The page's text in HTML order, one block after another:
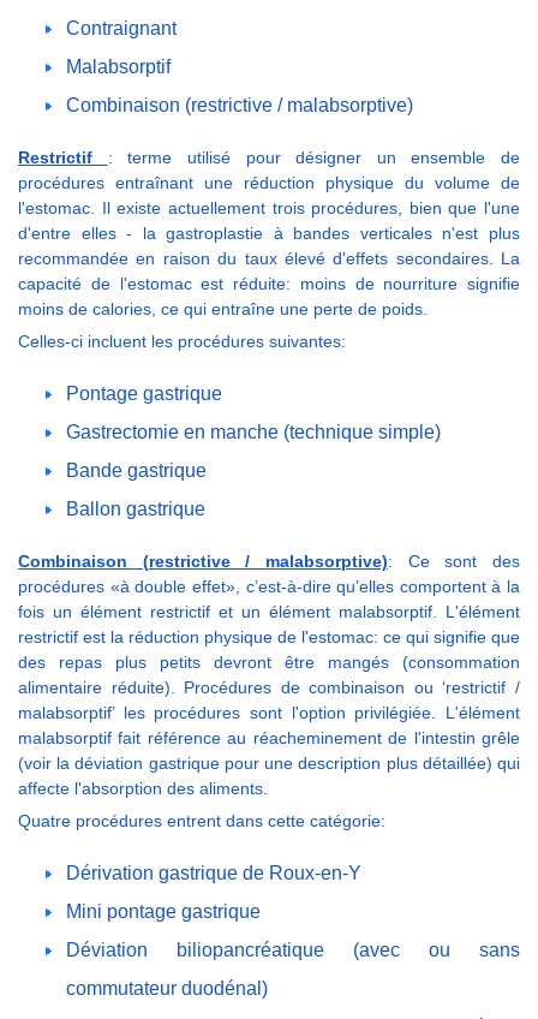
Contraignant
Malabsorptif
Combinaison (restrictive / malabsorptive)
Restrictif : terme utilisé pour désigner un ensemble de
procédures entraînant une réduction physique du volume de
l'estomac. Il existe actuellement trois procédures, bien que l'une
d'entre elles - la gastroplastie à bandes verticales n'est plus
recommandée en raison du taux élevé d'effets secondaires. La
capacité de l'estomac est réduite: moins de nourriture signifie
moins de calories, ce qui entraîne une perte de poids.
Celles-ci incluent les procédures suivantes:
Pontage gastrique
Gastrectomie en manche (technique simple)
Bande gastrique
Ballon gastrique
Combinaison (restrictive / malabsorptive): Ce sont des
procédures «à double effet», c’est-à-dire qu’elles comportent à la
fois un élément restrictif et un élément malabsorptif. L'élément
restrictif est la réduction physique de l'estomac: ce qui signifie que
des repas plus petits devront être mangés (consommation
alimentaire réduite). Procédures de combinaison ou ‘restrictif /
malabsorptif’ les procédures sont l'option privilégiée. L'élément
malabsorptif fait référence au réacheminement de l'intestin grêle
(voir la déviation gastrique pour une description plus détaillée) qui
affecte l'absorption des aliments.
Quatre procédures entrent dans cette catégorie:
Dérivation gastrique de Roux-en-Y
Mini pontage gastrique
Déviation biliopancréatique (avec ou sans
commutateur duodénal)